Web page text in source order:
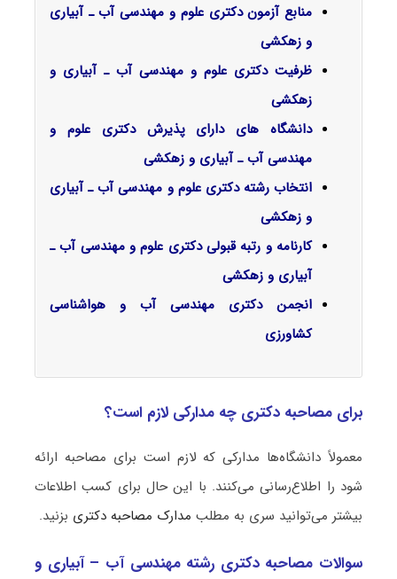
منابع آزمون دکتری علوم و مهندسی آب ـ آبیاری
و زهکشی
ظرفیت دکتری علوم و مهندسی آب ـ آبیاری و
زهکشی
دانشگاه های دارای پذیرش دکتری علوم و
مهندسی آب ـ آبیاری و زهکشی
انتخاب رشته دکتری علوم و مهندسی آب ـ آبیاری
و زهکشی
کارنامه و رتبه قبولی دکتری علوم و مهندسی آب ـ
آبیاری و زهکشی
انجمن دکتری مهندسی آب و هواشناسی
کشاورزی
برای مصاحبه دکتری چه مدارکی لازم است؟
معمولاً دانشگاه‌ها مدارکی که لازم است برای مصاحبه ارائه
شود را اطلاع‌رسانی می‌کنند. با این حال برای کسب اطلاعات
بیشتر می‌توانید سری به مطلب مدارک مصاحبه دکتری بزنید.
سوالات مصاحبه دکتری رشته مهندسی آب – آبیاری و